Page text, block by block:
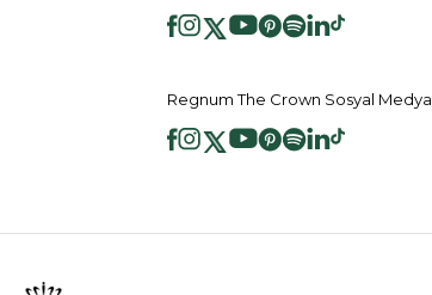
Regnum The Crown Sosyal Medya